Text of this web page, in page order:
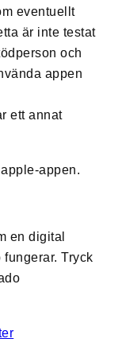
eventuellt
är inte testat
och
appen
ett annat
appen.
en digital
Tryck